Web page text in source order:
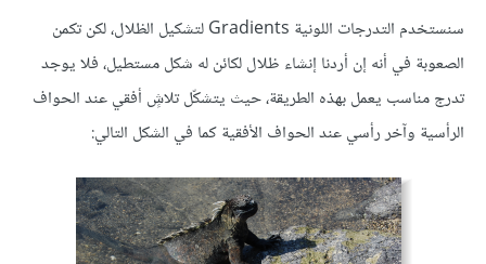
سنستخدم التدرجات اللونية Gradients لتشكيل الظلال، لكن تكمن
الصعوبة في أنه إن أردنا إنشاء ظلال لكائن له شكل مستطيل، فلا يوجد
تدرج مناسب يعمل بهذه الطريقة، حيث يتشكّل تلاشٍ أفقي عند الحواف
الرأسية وآخر رأسي عند الحواف الأفقية كما في الشكل التالي: